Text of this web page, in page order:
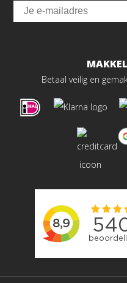
Email
Betaal veilig en